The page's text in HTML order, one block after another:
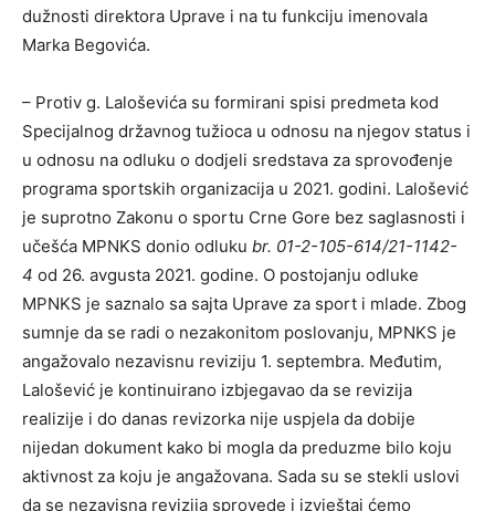
dužnosti direktora Uprave i na tu funkciju imenovala
Marka Begovića.
– Protiv g. Laloševića su formirani spisi predmeta kod
Specijalnog državnog tužioca u odnosu na njegov status i
u odnosu na odluku o dodjeli sredstava za sprovođenje
programa sportskih organizacija u 2021. godini. Lalošević
je suprotno Zakonu o sportu Crne Gore bez saglasnosti i
učešća MPNKS donio odluku br. 01-2-105-614/21-1142-
4 od 26. avgusta 2021. godine. O postojanju odluke
MPNKS je saznalo sa sajta Uprave za sport i mlade. Zbog
sumnje da se radi o nezakonitom poslovanju, MPNKS je
angažovalo nezavisnu reviziju 1. septembra. Međutim,
Lalošević je kontinuirano izbjegavao da se revizija
realizijе i do danas revizorka nije uspjela da dobije
nijedan dokument kako bi mogla da preduzme bilo koju
aktivnost za koju je angažovana. Sada su se stekli uslovi
da se nezavisna revizija sprovede i izvještaj ćemo